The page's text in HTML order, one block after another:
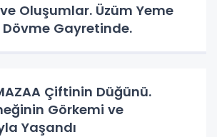
Oluşumlar. Üzüm Yeme
Dövme Gayretinde.
Çiftinin Düğünü.
Görkemi ve
Yaşandı